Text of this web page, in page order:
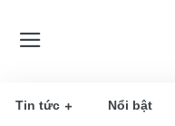
Tin tức Nổi bật